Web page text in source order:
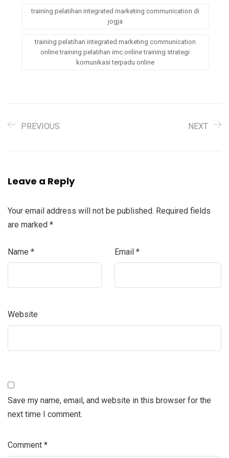
training pelatihan integrated marketing communication di
jogja
training pelatihan integrated marketing communication
online training pelatihan imc online training strategi
komunikasi terpadu online
PREVIOUS NEXT
Leave a Reply
Your email address will not be published. Required fields
are marked *
Name * Email *
Website
Save my name, email, and website in this browser for the
next time I comment.
Comment *